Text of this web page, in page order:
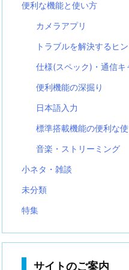
便利な機能と使い方
カメラアプリ
トラブルを解決するヒン
仕様(スペック)・通信キ
便利機能の深掘り
日本語入力
標準搭載機能の便利な
音楽・ストリーミング
小ネタ・雑談
未分類
特集
サイトのご案内